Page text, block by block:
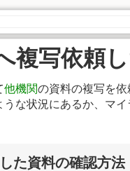
複写依頼
他機関の資料の複写を
うな状況にあるか、マ
た資料の確認方法